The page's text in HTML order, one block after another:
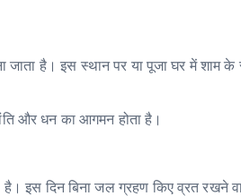
जाता है। इस स्थान पर या पूजा घर में शाम
और धन का आगमन होता है।
है। इस दिन बिना जल ग्रहण किए व्रत रखने